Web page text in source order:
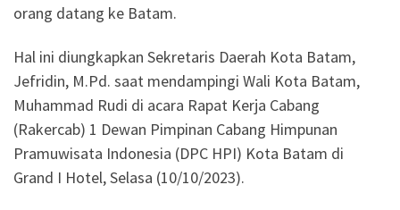
orang datang ke Batam.
Hal ini diungkapkan Sekretaris Daerah Kota Batam,
Jefridin, M.Pd. saat mendampingi Wali Kota Batam,
Muhammad Rudi di acara Rapat Kerja Cabang
(Rakercab) 1 Dewan Pimpinan Cabang Himpunan
Pramuwisata Indonesia (DPC HPI) Kota Batam di
Grand I Hotel, Selasa (10/10/2023).